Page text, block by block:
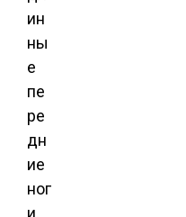
ин
ны
е
пе
ре
дн
ие
ног
и,